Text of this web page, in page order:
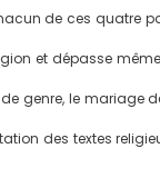
de ces quatre
et dépasse
genre, le mariage
des textes